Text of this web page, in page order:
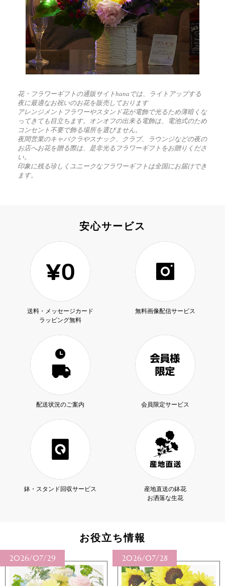
花・フラワーギフトの通販サイトhanaでは、ライトアップする
夜に最適なお祝いのお花を販売しております
アレンジメントフラワーやスタンド花が電飾で光るため薄暗くな
ってきても目立ちます。オンオフの出来る電飾は、電池式のため
コンセント不要で飾る場所を選びません。
夜間営業のキャバクラやスナック、クラブ、ラウンジなどの夜の
お店へお花を贈る際は、是非光るフラワーギフトをお贈りくださ
い。
印象に残る珍しくユニークなフラワーギフトは全国にお届けでき
ます。
安心サービス
送料・メッセージカード
ラッピング無料
無料画像配信サービス
配送状況のご案内 会員限定サービス
鉢・スタンド回収サービス
産地直送の鉢花
お洒落な生花
お役立ち情報
07/29 2026/07/28